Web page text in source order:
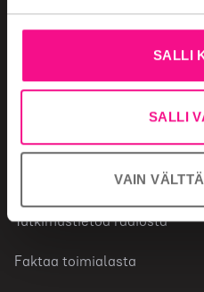
SALLI
SALLI
VAIN
Miksi valita radio
Mainonnan ostaminen
Mainonnan säännöt
Radiotoimiala
Tutkimustietoa radiosta
Faktaa toimialasta